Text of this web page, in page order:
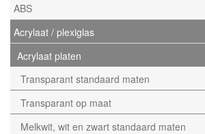
ABS
Acrylaat / plexiglas
Acrylaat platen
Transparant standaard maten
Transparant op maat
Melkwit, wit en zwart standaard maten